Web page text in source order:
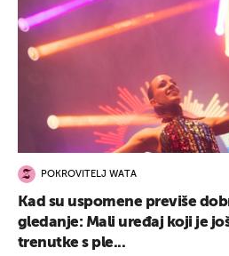
POKROVITELJ WATA
Kad su uspomene previše
gledanje: Mali uređaj koji je
trenutke s ple...